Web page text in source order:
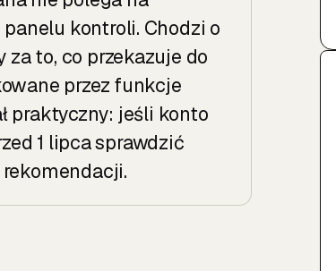
kontroli. Chodzi o
to, co przekazuje do
przez funkcje
praktyczny: jeśli konto
1 lipca sprawdzić